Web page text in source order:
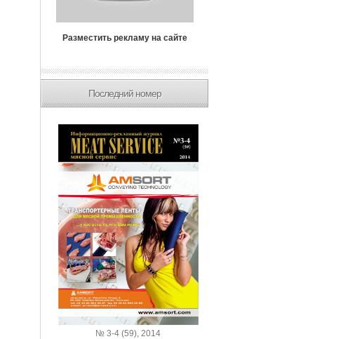
Разместить рекламу на сайте
Последний номер
№ 3-4 (59), 2014